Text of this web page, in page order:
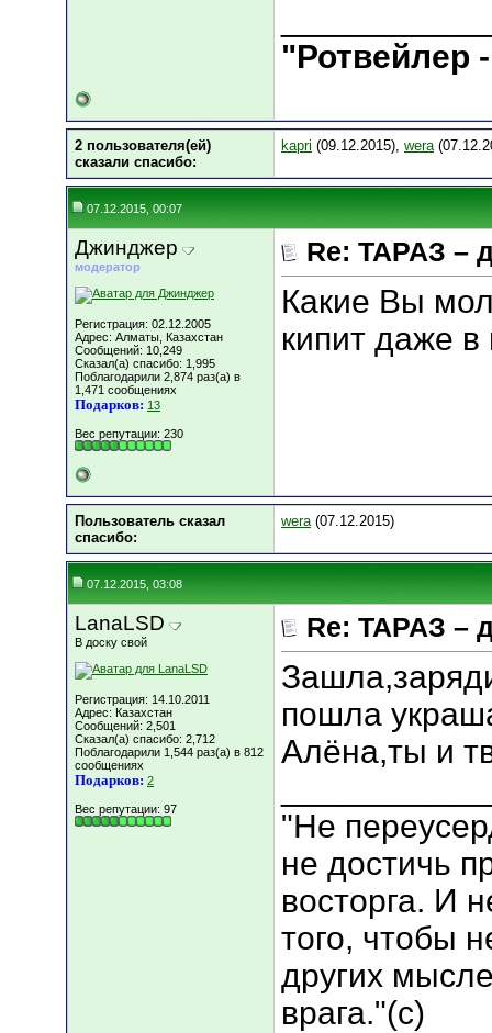
"Ротвейлер
2 пользователя(ей)
сказали cпасибо:
kapri (09.12.2015), wera
07.12.2015, 00:07
Джинджер
модератор
Регистрация: 02.12.2005
Адрес: Алматы, Казахстан
Сообщений: 10,249
Сказал(а) спасибо: 1,995
Поблагодарили 2,874 раз(а) в
1,471 сообщениях
Подарков: 13
Вес репутации: 230
Re: ТАРАЗ –
Какие Вы
кипит даже
Пользователь сказал
cпасибо:
wera(07.12.2015)
07.12.2015, 03:08
LanaLSD
В доску свой
Регистрация: 14.10.2011
Адрес: Казахстан
Сообщений: 2,501
Сказал(а) спасибо: 2,712
Поблагодарили 1,544 раз(а) в 812
сообщениях
Подарков: 2
Вес репутации: 97
Re: ТАРАЗ –
пошла
Алёна,ты и
"Не
не достичь
восторга. И
того, чтобы
других
врага."(с)